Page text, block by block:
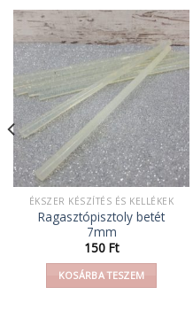
ÉKSZER KÉSZÍTÉS ÉS KELLÉKEK
Ragasztópisztoly betét
7mm
150 Ft
KOSÁRBA TESZEM